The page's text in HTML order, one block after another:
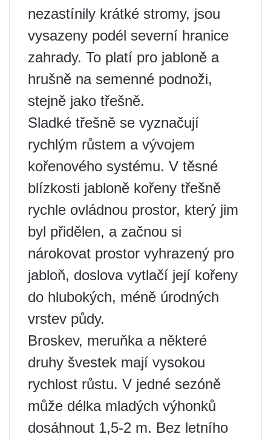
nezastínily krátké stromy, jsou
vysazeny podél severní hranice
zahrady. To platí pro jabloně a
hrušně na semenné podnoži,
stejně jako třešně.
Sladké třešně se vyznačují
rychlým růstem a vývojem
kořenového systému. V těsné
blízkosti jabloně kořeny třešně
rychle ovládnou prostor, který jim
byl přidělen, a začnou si
nárokovat prostor vyhrazený pro
jabloň, doslova vytlačí její kořeny
do hlubokých, méně úrodných
vrstev půdy.
Broskev, meruňka a některé
druhy švestek mají vysokou
rychlost růstu. V jedné sezóně
může délka mladých výhonků
dosáhnout 1,5-2 m. Bez letního